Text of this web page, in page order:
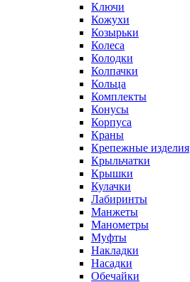
Ключи
Кожухи
Козырьки
Колеса
Колодки
Колпачки
Кольца
Комплекты
Конусы
Корпуса
Краны
Крепежные изделия
Крыльчатки
Крышки
Кулачки
Лабиринты
Манжеты
Манометры
Муфты
Накладки
Насадки
Обечайки